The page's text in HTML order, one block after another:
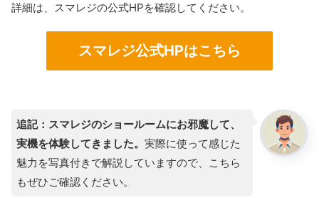
詳細は、スマレジの公式HPを確認してください。
スマレジ公式HPはこちら
追記：スマレジのショールームにお邪魔して、
実機を体験してきました。 実際に使って感じた
魅力を写真付きで解説していますので、こちら
もぜひご確認ください。